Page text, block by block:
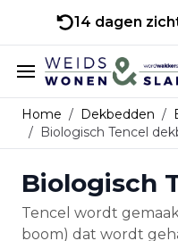
14 dagen
Ga naar de inhoud
Home / Dekbedden /
/ Biologisch Tencel
Biologisch
Tencel wordt
boom) dat wordt